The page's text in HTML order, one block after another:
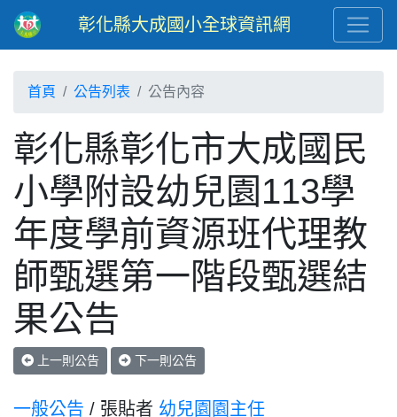
彰化縣大成國小全球資訊網
首頁 公告列表 公告內容
彰化縣彰化市大成國民
小學附設幼兒園113學
年度學前資源班代理教
師甄選第一階段甄選結
果公告
上一則公告 下一則公告
一般公告 / 張貼者 幼兒園園主任